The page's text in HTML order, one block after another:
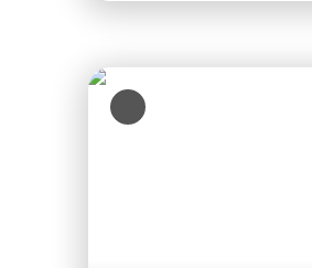
Prix: 598 500€ HAI
l'acquéreur. )